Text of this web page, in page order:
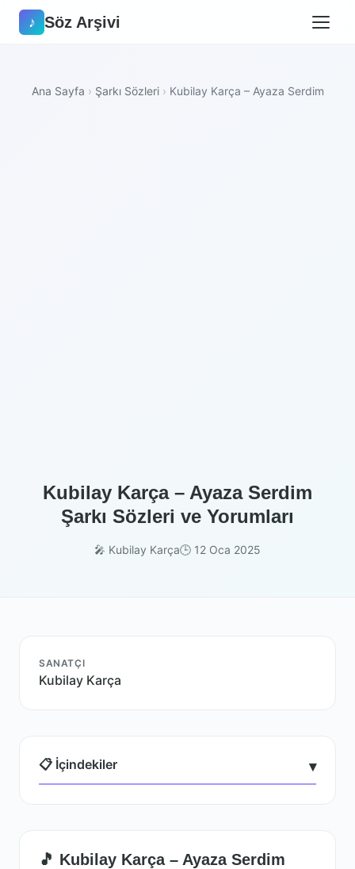
♪ Söz Arşivi
Ana Sayfa › Şarkı Sözleri › Kubilay Karça – Ayaza Serdim
Kubilay Karça – Ayaza Serdim
Şarkı Sözleri ve Yorumları
🎤 Kubilay Karça🕒 12 Oca 2025
SANATÇI
Kubilay Karça
📋 İçindekiler ▾
🎵 Kubilay Karça – Ayaza Serdim